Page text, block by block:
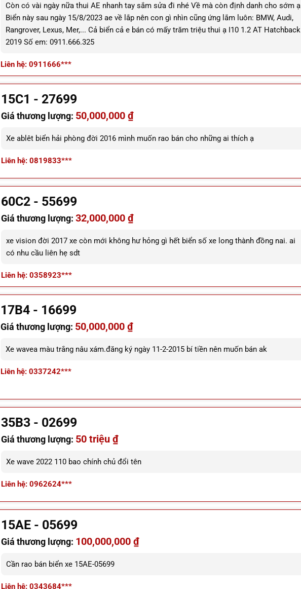
Còn có vài ngày nữa thui AE nhanh tay sắm sửa đi nhé Về mà còn định danh cho sớm ạ
Biển này sau ngày 15/8/2023 ae về lắp nên con gì nhìn cũng ứng lắm luôn: BMW, Audi,
Rangrover, Lexus, Mer,... Cả biển cả e bán có mấy trăm triệu thui ạ I10 1.2 AT Hatchback
2019 Số em: 0911.666.325
Liên hệ: 0911666***
15C1 - 27699
Giá thương lượng: 50,000,000 ₫
Xe ablêt biển hải phòng đời 2016 mình muốn rao bán cho những ai thích ạ
Liên hệ: 0819833***
60C2 - 55699
Giá thương lượng: 32,000,000 ₫
xe vision đời 2017 xe còn mới không hư hỏng gì hết biển số xe long thành đồng nai. ai
có nhu cầu liên hẹ sdt
Liên hệ: 0358923***
17B4 - 16699
Giá thương lượng: 50,000,000 ₫
Xe wavea màu trắng nâu xám.đăng ký ngày 11-2-2015 bí tiền nên muốn bán ak
Liên hệ: 0337242***
35B3 - 02699
Giá thương lượng: 50 triệu ₫
Xe wave 2022 110 bao chính chủ đổi tên
Liên hệ: 0962624***
15AE - 05699
Giá thương lượng: 100,000,000 ₫
Cần rao bán biển xe 15AE-05699
Liên hệ: 0343684***